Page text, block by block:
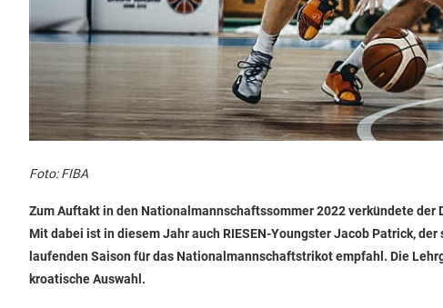
Foto: FIBA
Zum Auftakt in den Nationalmannschaftssommer 2022 verkündete
Mit dabei ist in diesem Jahr auch RIESEN-Youngster Jacob Patrick,
laufenden Saison für das Nationalmannschaftstrikot empfahl. Die
kroatische Auswahl.